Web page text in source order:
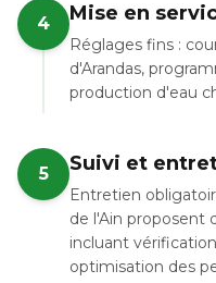
4 Mise en
Réglages fins :
d'Arandas,
production d'eau
5 Suivi et
Entretien
de l'Ain proposent
incluant
optimisation des